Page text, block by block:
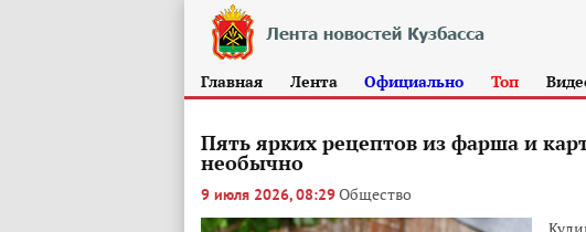
Главная Лента Официально Топ
Пять ярких рецептов из фарша и
необычно
9 июля 2026, 08:29Общество